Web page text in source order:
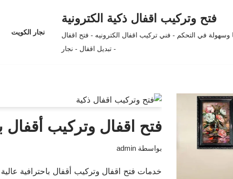
فتح وتركيب اقفال ذكية الكترونية
وسهولة في التحكم - فني تركيب اقفال الكترونيه - فتح اقفال
- تبديل اقفال - نجار
نجار الكويت
فتح اقفال وتركيب أقفال
بواسطة admin
خدمات فتح اقفال وتركيب أقفال باحترافية